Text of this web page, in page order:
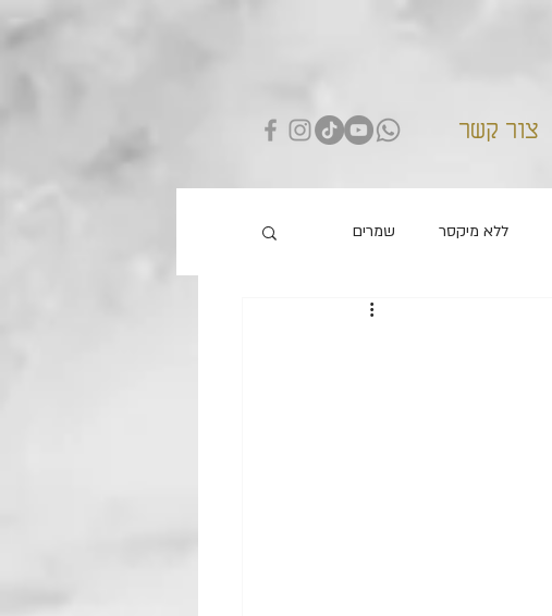
צור קשר
ללא מיקסר שמרים